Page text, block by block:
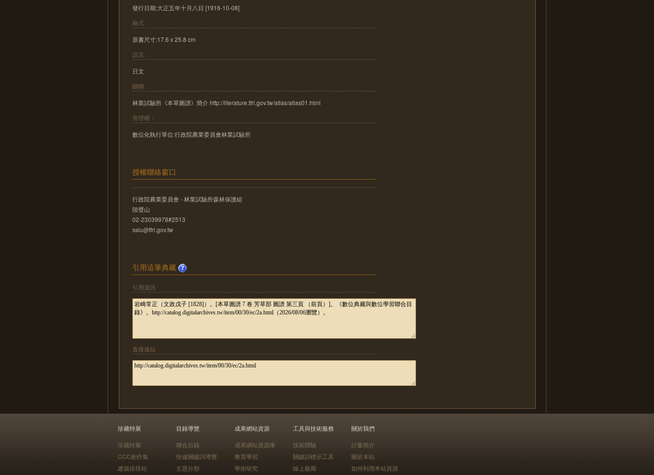
發行日期:大正五年十月八日 [1916-10-08]
格式：
原書尺寸:17.6 x 25.8 cm
語言：
日文
關聯：
林業試驗所《本草圖譜》簡介 http://literature.tfri.gov.tw/atlas/atlas01.html
管理權：
數位化執行單位:行政院農業委員會林業試驗所
授權聯絡窗口
行政院農業委員會 - 林業試驗所森林保護組
陸聲山
02-23039978#2513
sslu@tfri.gov.tw
引用這筆典藏
引用資訊
直接連結
珍藏特展
珍藏特展
CCC創作集
建築排排站
目錄導覽
聯合目錄
快速關鍵詞導覽
主題分類
成果網站資源
成果網站資源庫
教育學習
學術研究
工具與技術服務
技術體驗
關鍵詞標示工具
線上藝廊
關於我們
計畫簡介
關於本站
如何利用本站資源